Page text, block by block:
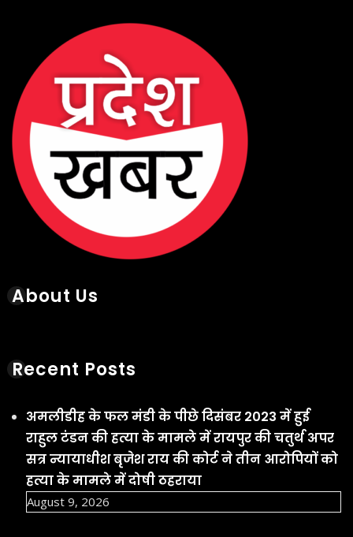
About Us
Recent Posts
अमलीडीह के फल मंडी के पीछे दिसंबर 2023 में हुई
राहुल टंडन की हत्या के मामले में रायपुर की चतुर्थ अपर
सत्र न्यायाधीश बृजेश राय की कोर्ट ने तीन आरोपियों को
हत्या के मामले में दोषी ठहराया
August 9, 2026